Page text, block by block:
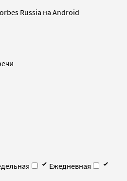
Russia на Android
Ежедневная